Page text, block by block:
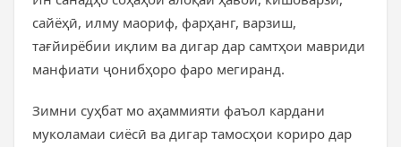
сайёҳӣ, илму маориф, фарҳанг, варзиш,
тағйирёбии иқлим ва дигар дар самтҳои мавриди
манфиати ҷонибҳоро фаро мегиранд.
Зимни суҳбат мо аҳаммияти фаъол кардани
муколамаи сиёсӣ ва дигар тамосҳои кориро дар